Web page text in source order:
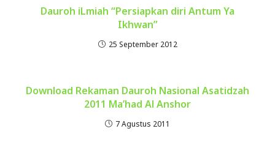
Dauroh iLmiah “Persiapkan diri Antum Ya
Ikhwan”
25 September 2012
Download Rekaman Dauroh Nasional Asatidzah
2011 Ma’had Al Anshor
7 Agustus 2011